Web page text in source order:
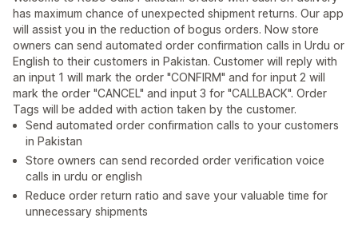
has maximum chance of unexpected shipment returns. Our app
will assist you in​ the reduction of bogus orders. Now store
owners can send automated order confirmation calls in Urdu or
English to their customers in Pakistan. Customer will reply with
an input 1 will mark the order "CONFIRM" and for input 2 will
mark the order "CANCEL" and input 3 for "CALLBACK". Order
Tags will be added with action taken by the customer.
Send automated order confirmation calls to your customers
in Pakistan
Store owners can send recorded order verification voice
calls in urdu or english
Reduce order return ratio and save your valuable time for
unnecessary shipments